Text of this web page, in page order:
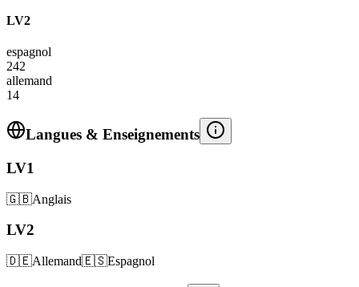
LV2
espagnol
242
allemand
14
Langues & Enseignements
LV1
🇬🇧Anglais
LV2
🇩🇪Allemand🇪🇸Espagnol